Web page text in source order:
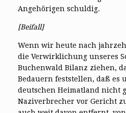
Angehörigen schuldig.
[Beifall]
Wenn wir heute nach
die Verwirklichung unseres
Buchenwald Bilanz ziehen,
Bedauern feststellen, daß es
deutschen Heimatland nicht
Naziverbrecher vor Gericht